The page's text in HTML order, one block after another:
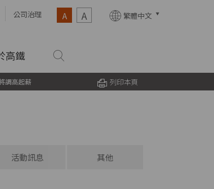
高鐵
公司治理 A A 繁體中文
調高起薪 列印本頁
活動訊息 其他